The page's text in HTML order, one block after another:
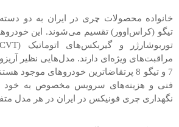
خانواده محصولات چری در ایران به دو
تیگو (کراس‌اوور) تقسیم می‌شوند. این
7 و تیگو 8 پرتقاضاترین خودروهای
فنی و هزینه‌های سرویس مخصوص به خود را
نگهداری چری فونیکس در ایران در هر مدل